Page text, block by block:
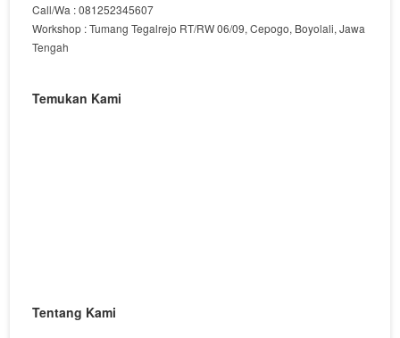
Call/Wa : 081252345607
Workshop : Tumang Tegalrejo RT/RW 06/09, Cepogo, Boyolali, Jawa
Tengah
Temukan Kami
Tentang Kami